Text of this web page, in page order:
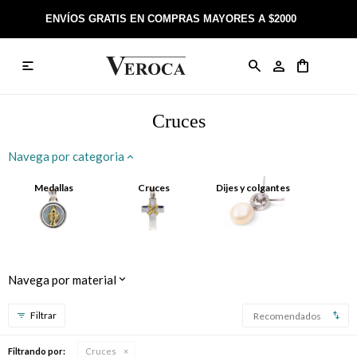
ENVÍOS GRATIS EN COMPRAS MAYORES A $2000

Cruces
Navega por categoria
Medallas Cruces Dijes y colgantes
Navega por material
Recomendados
Filtrando por: Cruces
Anillos
Rosarios
Colgantes
Tobilleras
Llaveros
Día de la Madre
Bautismo
Boda
Cumpleaños de 15
Sobre Veroca Joyas
Trabaja con nosotros
Contacto
Como comprar on-line
Términos y condiciones